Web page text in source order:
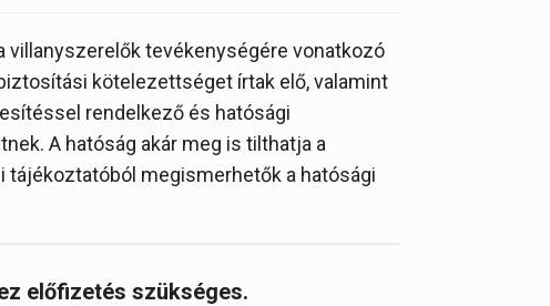
villanyszerelők tevékenységére vonatkozó
kötelezettséget írtak elő, valamint
rendelkező és hatósági
A hatóság akár meg is tilthatja a
megismerhetők a hatósági
előfizetés szükséges.